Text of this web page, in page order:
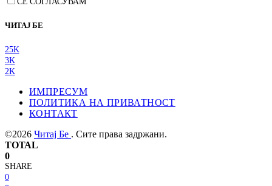
ЧИТАЈ БЕ
25K
3K
2K
ИМПРЕСУМ
ПОЛИТИКА НА ПРИВАТНОСТ
КОНТАКТ
©2026 Читај Бе . Сите права задржани.
TOTAL
0
SHARE
0